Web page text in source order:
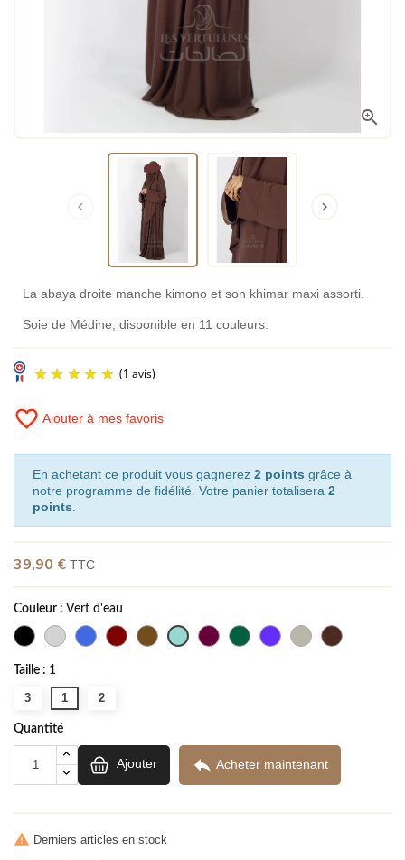

 
La abaya droite manche kimono et son khimar maxi assorti.
Soie de Médine, disponible en 11 couleurs.
(1 avis)
favorite_border Ajouter à mes favoris
En achetant ce produit vous gagnerez 2 points grâce à
notre programme de fidélité. Votre panier totalisera 2
points
39,90 € TTC
Couleur : Vert d'eau
Taille : 1
3 1 2
Quantité
Ajouter  Acheter maintenant
 Derniers articles en stock